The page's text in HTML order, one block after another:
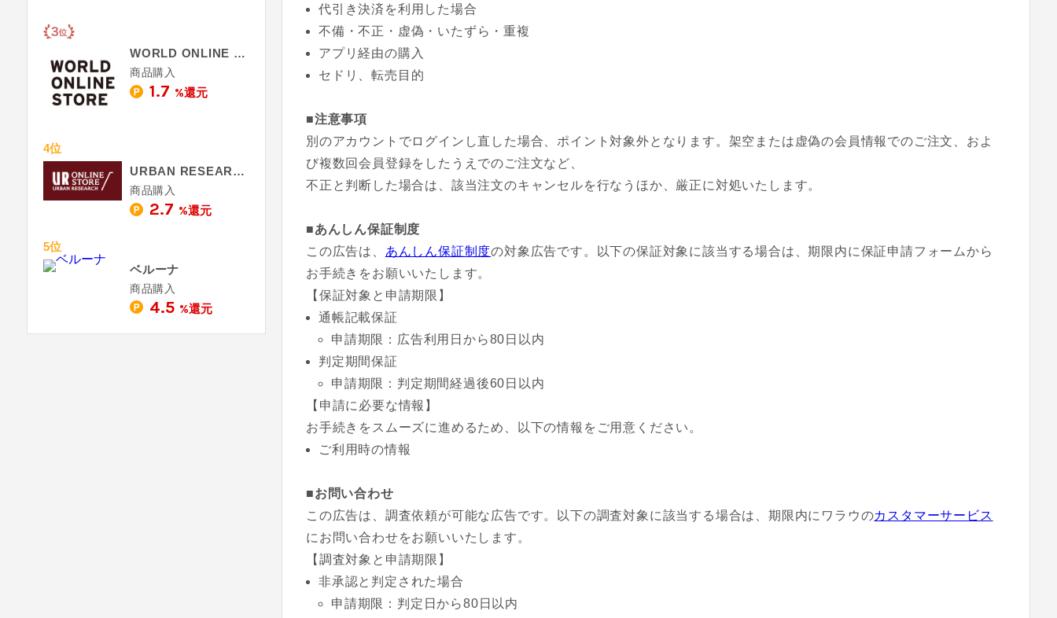
代引き決済を利用した場合
不備・不正・虚偽・いたずら・重複
アプリ経由の購入
セドリ、転売目的
■注意事項
別のアカウントでログインし直した場合、ポイント対象外となります。架空または虚偽の会員情報でのご注文、およ
び複数回会員登録をしたうえでのご注文など、
不正と判断した場合は、該当注文のキャンセルを行なうほか、厳正に対処いたします。
■あんしん保証制度
この広告は、 あんしん保証制度の対象広告です。以下の保証対象に該当する場合は、期限内に保証申請フォームから
お手続きをお願いいたします。
【保証対象と申請期限】
通帳記載保証
申請期限：広告利用日から80日以内
判定期間保証
申請期限：判定期間経過後60日以内
【申請に必要な情報】
お手続きをスムーズに進めるため、以下の情報をご用意ください。
ご利用時の情報
■お問い合わせ
この広告は、調査依頼が可能な広告です。以下の調査対象に該当する場合は、期限内にワラウのカスタマーサービス
にお問い合わせをお願いいたします。
【調査対象と申請期限】
非承認と判定された場合
申請期限：判定日から80日以内
WORLD ONLINE STORE - ワールド オンラインストア
商品購入
1.7 %還元
4位
URBAN RESEARCH
商品購入
2.7 %還元
5位
ベルーナ
商品購入
4.5 %還元